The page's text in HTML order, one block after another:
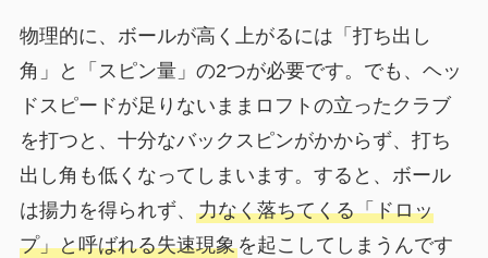
物理的に、ボールが高く上がるには「打ち出し
角」と「スピン量」の2つが必要です。でも、ヘッ
ドスピードが足りないままロフトの立ったクラブ
を打つと、十分なバックスピンがかからず、打ち
出し角も低くなってしまいます。すると、ボール
は揚力を得られず、 力なく落ちてくる「ドロッ
プ」と呼ばれる失速現象を起こしてしまうんです